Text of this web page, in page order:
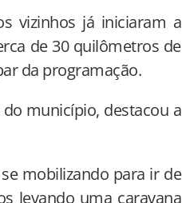
vizinhos já iniciaram a
de 30 quilômetros de
da programação.
município, destacou a
mobilizando para ir de
levando uma caravana